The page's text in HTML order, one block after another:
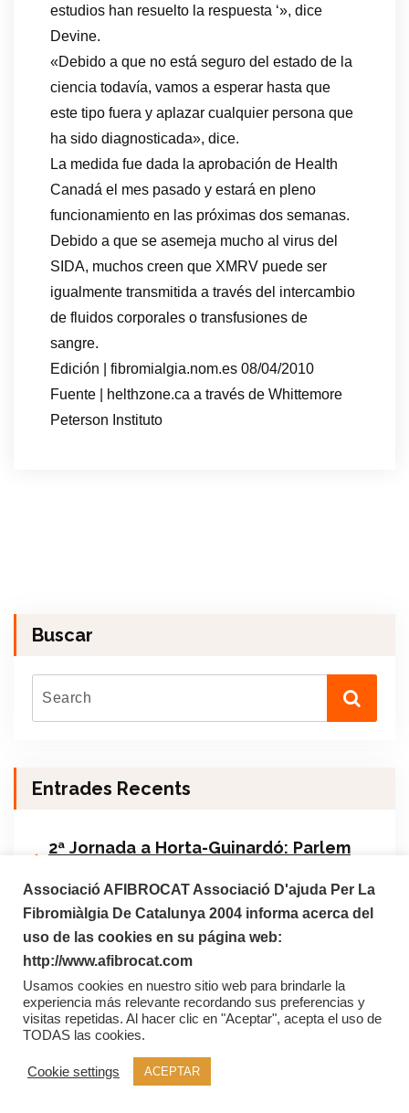
estudios han resuelto la respuesta ‘», dice
Devine.
«Debido a que no está seguro del estado de la
ciencia todavía, vamos a esperar hasta que
este tipo fuera y aplazar cualquier persona que
ha sido diagnosticada», dice.
La medida fue dada la aprobación de Health
Canadá el mes pasado y estará en pleno
funcionamiento en las próximas dos semanas.
Debido a que se asemeja mucho al virus del
SIDA, muchos creen que XMRV puede ser
igualmente transmitida a través del intercambio
de fluidos corporales o transfusiones de
sangre.
Edición | fibromialgia.nom.es 08/04/2010
Fuente | helthzone.ca a través de Whittemore
Peterson Instituto
Buscar
Entrades Recents
2ª Jornada a Horta-Guinardó: Parlem
Ponència a càrrec de la Dra. Mayte
Serrat, compartint una mirada
actualitzada sobre la fibromiàlgia.
Xerrada: Fibromiàlgia, una malaltia
crònica i complexa de desregulació
multisistèmica
Associació AFIBROCAT Associació D'ajuda Per La
Fibromiàlgia De Catalunya 2004 informa acerca del
uso de las cookies en su página web:
http://www.afibrocat.com
Usamos cookies en nuestro sitio web para brindarle la
experiencia más relevante recordando sus preferencias y
visitas repetidas. Al hacer clic en "Aceptar", acepta el uso de
TODAS las cookies.
Cookie settings ACEPTAR